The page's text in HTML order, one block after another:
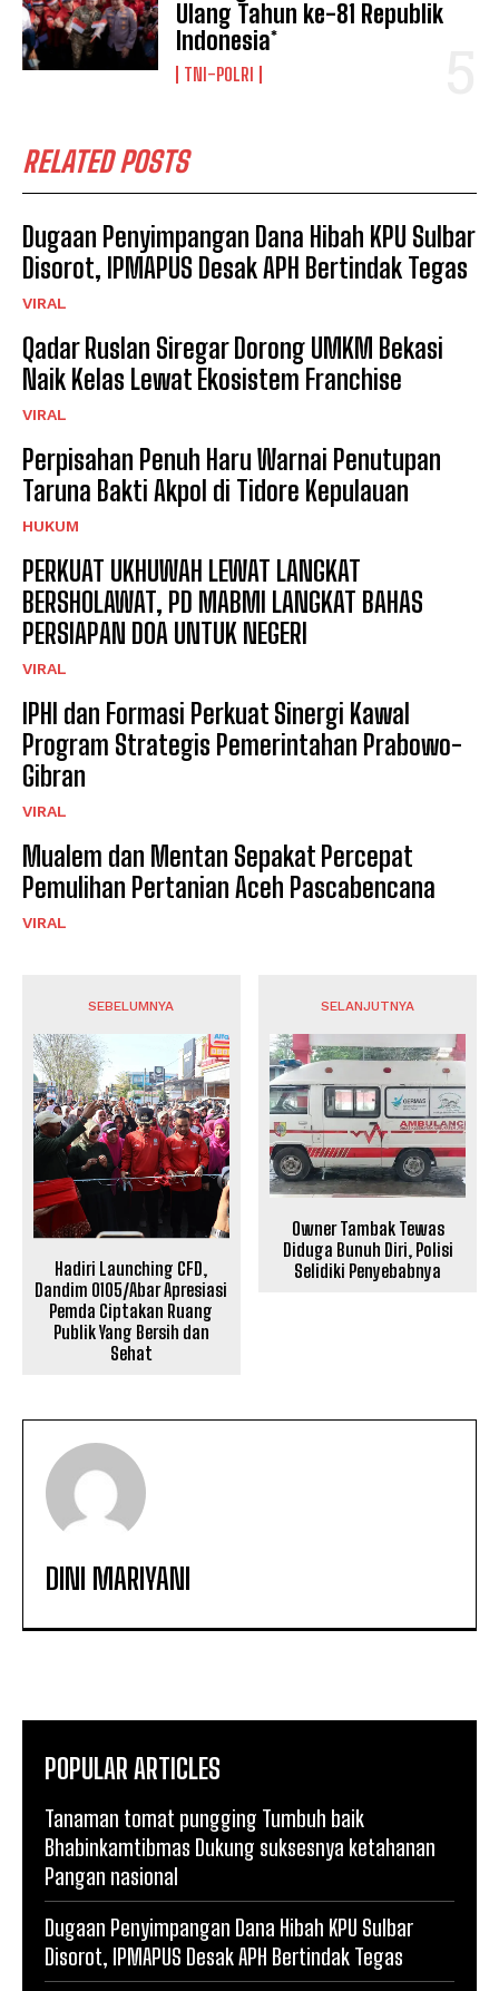
Ulang Tahun ke-81 Republik
Indonesia*
TNI-POLRI
RELATED POSTS
Dugaan Penyimpangan Dana Hibah KPU Sulbar
Disorot, IPMAPUS Desak APH Bertindak Tegas
VIRAL
Qadar Ruslan Siregar Dorong UMKM Bekasi
Naik Kelas Lewat Ekosistem Franchise
VIRAL
Perpisahan Penuh Haru Warnai Penutupan
Taruna Bakti Akpol di Tidore Kepulauan
HUKUM
PERKUAT UKHUWAH LEWAT LANGKAT
BERSHOLAWAT, PD MABMI LANGKAT BAHAS
PERSIAPAN DOA UNTUK NEGERI
VIRAL
IPHI dan Formasi Perkuat Sinergi Kawal
Program Strategis Pemerintahan Prabowo-
Gibran
VIRAL
Mualem dan Mentan Sepakat Percepat
Pemulihan Pertanian Aceh Pascabencana
VIRAL
SEBELUMNYA
Hadiri Launching CFD,
Dandim 0105/Abar Apresiasi
Pemda Ciptakan Ruang
Publik Yang Bersih dan
Sehat
SELANJUTNYA
Owner Tambak Tewas
Diduga Bunuh Diri, Polisi
Selidiki Penyebabnya
DINI MARIYANI
POPULAR ARTICLES
Tanaman tomat pungging Tumbuh baik
Bhabinkamtibmas Dukung suksesnya ketahanan
Pangan nasional
Dugaan Penyimpangan Dana Hibah KPU Sulbar
Disorot, IPMAPUS Desak APH Bertindak Tegas